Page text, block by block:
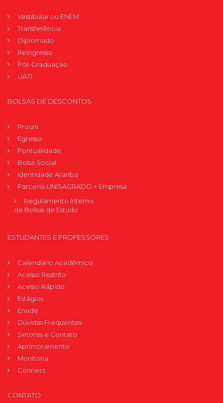
Vestibular ou ENEM
Transferência
Diplomado
Reingresso
Pós-Graduação
UATI
BOLSAS DE DESCONTOS
Prouni
Egresso
Pontualidade
Bolsa Social
Identidade Araribá
Parceria UNISAGRADO + Empresa
Regulamento Interno
de Bolsas de Estudo
ESTUDANTES E PROFESSORES
Calendário Acadêmico
Acesso Restrito
Acesso Rápido
Estágios
Enade
Dúvidas Frequentes
Setores e Contato
Aprimoramento
Monitoria
Connect
CONTATO